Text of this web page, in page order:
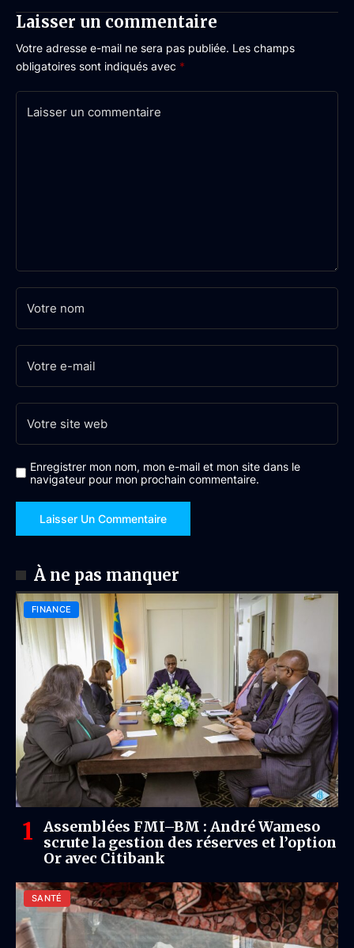
Laisser un commentaire
Votre adresse e-mail ne sera pas publiée. Les champs
obligatoires sont indiqués avec *
Enregistrer mon nom, mon e-mail et mon site dans le
navigateur pour mon prochain commentaire.
À ne pas manquer
FINANCE
Assemblées FMI–BM : André Wameso
scrute la gestion des réserves et l’option
Or avec Citibank
SANTÉ